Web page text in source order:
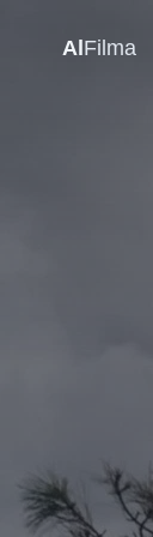
Al Filma